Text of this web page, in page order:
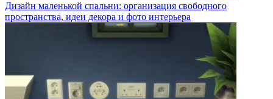
Дизайн маленькой спальни: организация свободного
пространства, идеи декора и фото интерьера